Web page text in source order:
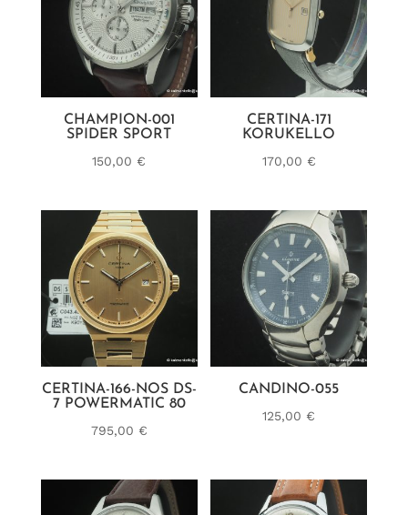
CHAMPION-001
SPIDER SPORT
150,00 €
CERTINA-171
KORUKELLO
170,00 €
CERTINA-166-NOS DS-
7 POWERMATIC 80
795,00 €
CANDINO-055
125,00 €